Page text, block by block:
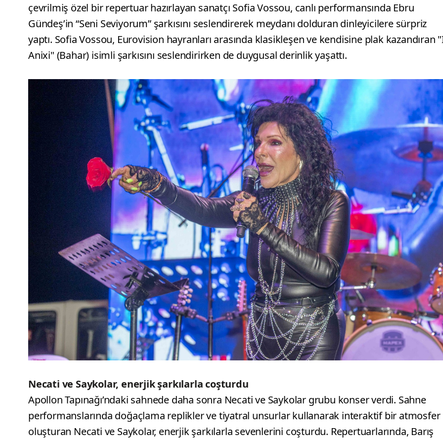
çevrilmiş özel bir repertuar hazırlayan sanatçı Sofia Vossou, canlı performansında Ebru
Gündeş’in “Seni Seviyorum” şarkısını seslendirerek meydanı dolduran dinleyicilere sürpriz
yaptı. Sofia Vossou, Eurovision hayranları arasında klasikleşen ve kendisine plak kazandıran
Anixi" (Bahar) isimli şarkısını seslendirirken de duygusal derinlik yaşattı.
Necati ve Saykolar, enerjik şarkılarla coşturdu
Apollon Tapınağı’ndaki sahnede daha sonra Necati ve Saykolar grubu konser verdi. Sahne
performanslarında doğaçlama replikler ve tiyatral unsurlar kullanarak interaktif bir atmosfer
oluşturan Necati ve Saykolar, enerjik şarkılarla sevenlerini coşturdu. Repertuarlarında, Barış